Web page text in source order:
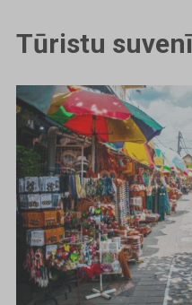
Tūristu